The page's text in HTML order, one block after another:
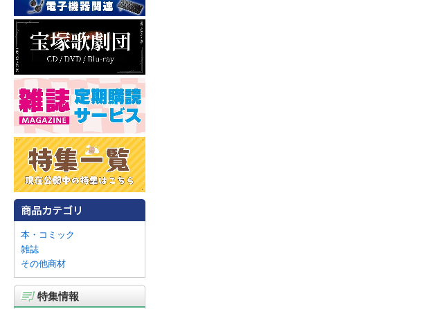
本・コミック
雑誌
その他商材
特集情報